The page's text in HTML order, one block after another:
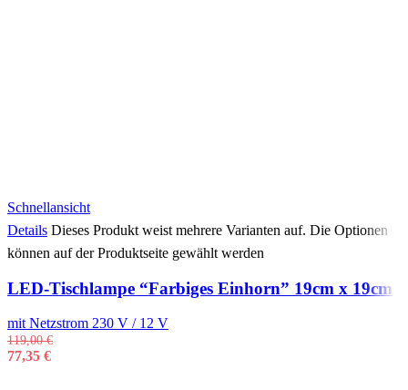
Schnellansicht
Details Dieses Produkt weist mehrere Varianten auf. Die Optionen
können auf der Produktseite gewählt werden
LED-Tischlampe “Farbiges Einhorn” 19cm x 19cm
mit Netzstrom 230 V / 12 V
119,00€
77,35 €